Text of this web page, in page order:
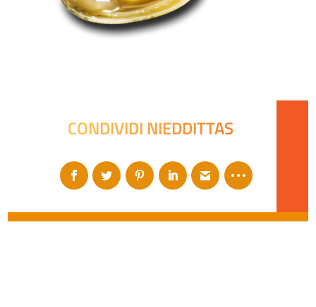
CONDIVIDI NIEDDITTAS